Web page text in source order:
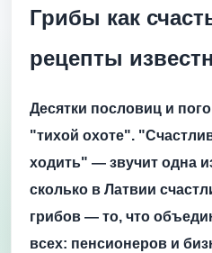
Грибы как
рецепты
Десятки пословиц и
"тихой охоте".
ходить" — звучит одна
сколько в Латвии
грибов — то, что
всех: пенсионеров и